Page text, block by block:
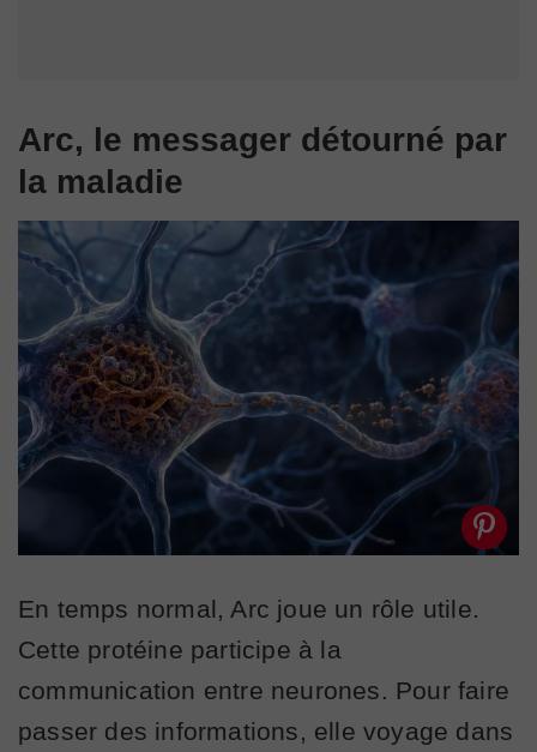
Arc, le messager détourné par
la maladie
En temps normal, Arc joue un rôle utile.
Cette protéine participe à la
communication entre neurones. Pour faire
passer des informations, elle voyage dans